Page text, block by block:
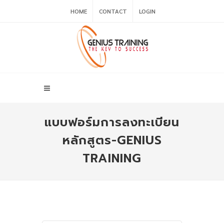
HOME CONTACT LOGIN
แบบฟอร์มการลงทะเบียน
หลักสูตร-GENIUS
TRAINING